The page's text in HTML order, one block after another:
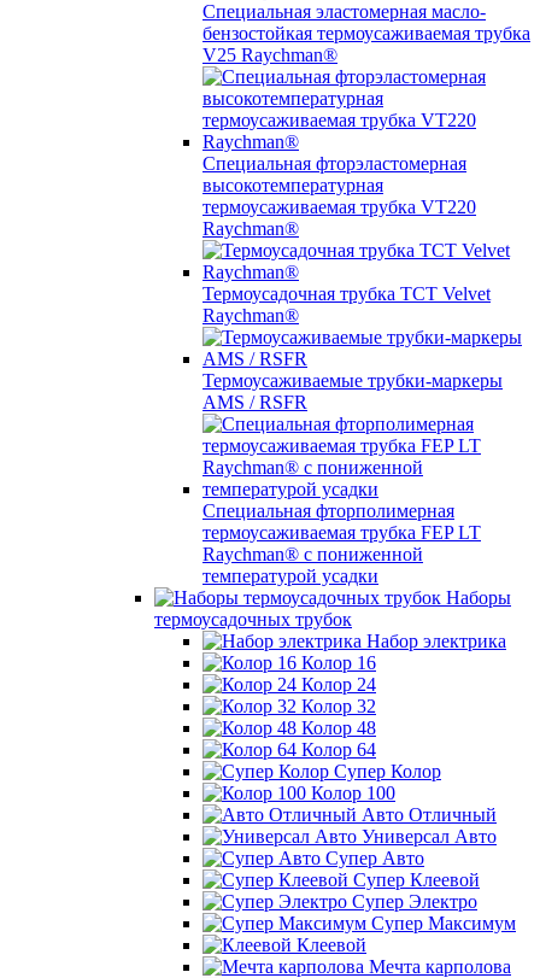
Специальная эластомерная масло-
бензостойкая термоусаживаемая трубка
V25 Raychman®
Специальная фторэластомерная
высокотемпературная
термоусаживаемая трубка VT220
Raychman®
Термоусадочная трубка TCT Velvet
Raychman®
Термоусаживаемые трубки-маркеры
AMS / RSFR
Специальная фторполимерная
термоусаживаемая трубка FEP LT
Raychman® с пониженной
температурой усадки
Наборы
термоусадочных трубок
Набор электрика
Колор 16
Колор 24
Колор 32
Колор 48
Колор 64
Супер Колор
Колор 100
Авто Отличный
Универсал Авто
Супер Авто
Супер Клеевой
Супер Электро
Супер Максимум
Клеевой
Мечта карполова